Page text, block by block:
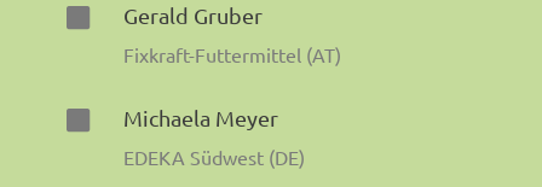
Gerald Gruber
Fixkraft-Futtermittel (AT)
Michaela Meyer
EDEKA Südwest (DE)